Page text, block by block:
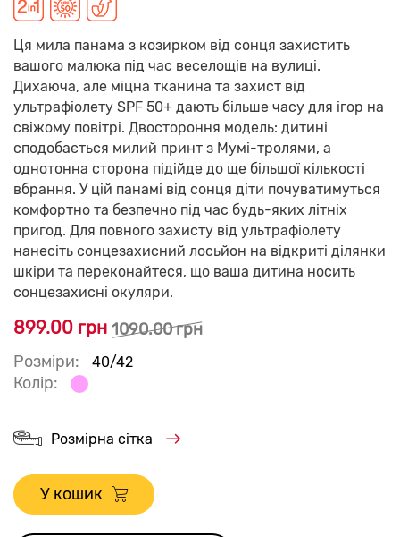
Ця мила панама з козирком від сонця захистить
вашого малюка під час веселощів на вулиці.
Дихаюча, але міцна тканина та захист від
ультрафіолету SPF 50+ дають більше часу для ігор на
свіжому повітрі. Двостороння модель: дитині
сподобається милий принт з Мумі-тролями, а
однотонна сторона підійде до ще більшої кількості
вбрання. У цій панамі від сонця діти почуватимуться
комфортно та безпечно під час будь-яких літніх
пригод. Для повного захисту від ультрафіолету
нанесіть сонцезахисний лосьйон на відкриті ділянки
шкіри та переконайтеся, що ваша дитина носить
сонцезахисні окуляри.
899.00 грн 1090.00 грн
Розміри:
40/42
Колір:
Розмірна сітка
У кошик